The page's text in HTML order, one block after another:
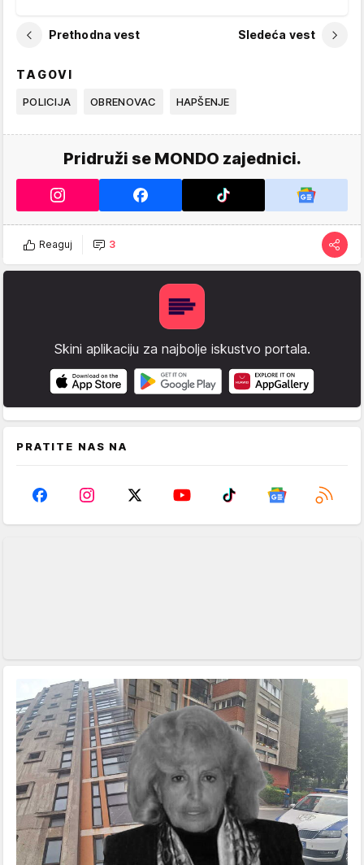
Prethodna vest Sledeća vest
TAGOVI
POLICIJA OBRENOVAC HAPŠENJE
Pridruži se MONDO zajednici.
Reaguj 3
Skini aplikaciju za najbolje iskustvo portala.
PRATITE NAS NA